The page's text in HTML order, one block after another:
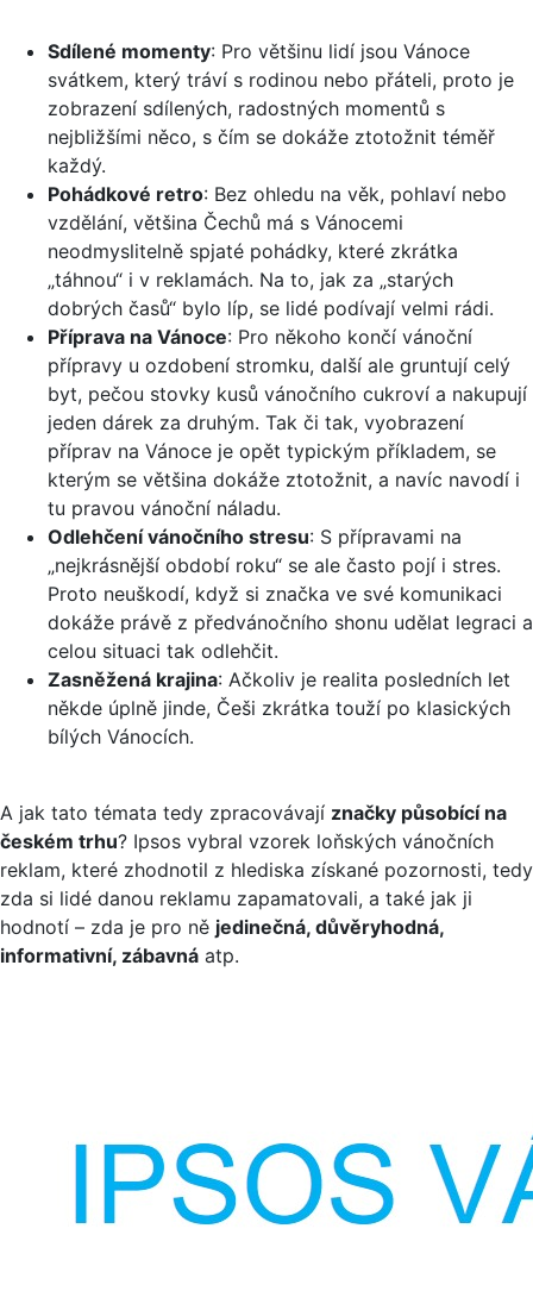
Sdílené momenty: Pro většinu lidí jsou Vánoce
svátkem, který tráví s rodinou nebo přáteli, proto je
zobrazení sdílených, radostných momentů s
nejbližšími něco, s čím se dokáže ztotožnit téměř
každý.
Pohádkové retro: Bez ohledu na věk, pohlaví nebo
vzdělání, většina Čechů má s Vánocemi
neodmyslitelně spjaté pohádky, které zkrátka
„táhnou“ i v reklamách. Na to, jak za „starých
dobrých časů“ bylo líp, se lidé podívají velmi rádi.
Příprava na Vánoce: Pro někoho končí vánoční
přípravy u ozdobení stromku, další ale gruntují celý
byt, pečou stovky kusů vánočního cukroví a nakupují
jeden dárek za druhým. Tak či tak, vyobrazení
příprav na Vánoce je opět typickým příkladem, se
kterým se většina dokáže ztotožnit, a navíc navodí i
tu pravou vánoční náladu.
Odlehčení vánočního stresu: S přípravami na
„nejkrásnější období roku“ se ale často pojí i stres.
Proto neuškodí, když si značka ve své komunikaci
dokáže právě z předvánočního shonu udělat legraci a
celou situaci tak odlehčit.
Zasněžená krajina: Ačkoliv je realita posledních let
někde úplně jinde, Češi zkrátka touží po klasických
bílých Vánocích.
A jak tato témata tedy zpracovávají značky působící na
českém trhu? Ipsos vybral vzorek loňských vánočních
reklam, které zhodnotil z hlediska získané pozornosti, tedy
zda si lidé danou reklamu zapamatovali, a také jak ji
hodnotí – zda je pro ně jedinečná, důvěryhodná,
informativní, zábavná atp.